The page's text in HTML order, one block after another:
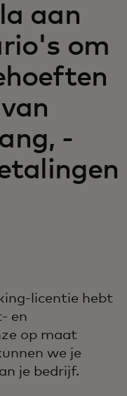
aan
om
-
licentie hebt
en
op maat
we je
je bedrijf.